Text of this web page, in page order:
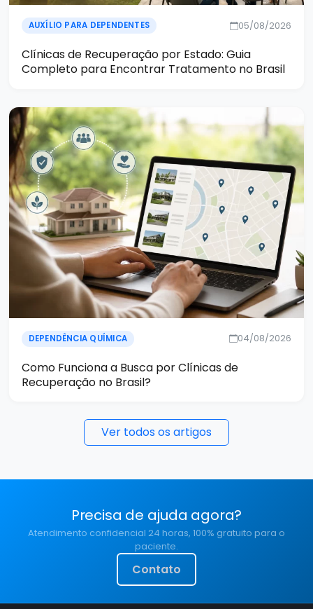
AUXÍLIO PARA DEPENDENTES 05/08/2026
Clínicas de Recuperação por Estado: Guia
Completo para Encontrar Tratamento no Brasil
DEPENDÊNCIA QUÍMICA 04/08/2026
Como Funciona a Busca por Clínicas de
Recuperação no Brasil?
Ver todos os artigos
Precisa de ajuda agora?
Atendimento confidencial 24 horas, 100% gratuito para o
paciente.
Contato